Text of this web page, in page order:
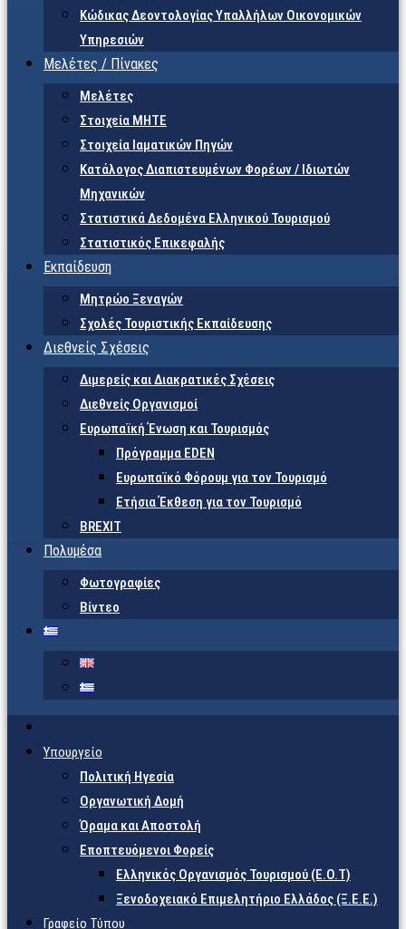
Κώδικας Δεοντολογίας Υπαλλήλων Οικονομικών
Υπηρεσιών
Μελέτες / Πίνακες
Μελέτες
Στοιχεία ΜΗΤΕ
Στοιχεία Ιαματικών Πηγών
Κατάλογος Διαπιστευμένων Φορέων / Ιδιωτών
Μηχανικών
Στατιστικά Δεδομένα Ελληνικού Τουρισμού
Στατιστικός Επικεφαλής
Εκπαίδευση
Μητρώο Ξεναγών
Σχολές Τουριστικής Εκπαίδευσης
Διεθνείς Σχέσεις
Διμερείς και Διακρατικές Σχέσεις
Διεθνείς Οργανισμοί
Ευρωπαϊκή Ένωση και Τουρισμός
Πρόγραμμα EDEN
Ευρωπαϊκό Φόρουμ για τον Τουρισμό
Ετήσια Έκθεση για τον Τουρισμό
BREXIT
Πολυμέσα
Φωτογραφίες
Βίντεο
Υπουργείο
Πολιτική Ηγεσία
Οργανωτική Δομή
Όραμα και Αποστολή
Εποπτευόμενοι Φορείς
Eλληνικός Οργανισμός Τουρισμού (Ε.Ο.Τ)
Ξενοδοχειακό Επιμελητήριο Ελλάδος (Ξ.Ε.Ε.)
Γραφείο Τύπου